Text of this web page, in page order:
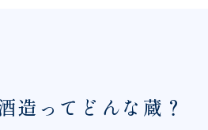
造ってどんな蔵？